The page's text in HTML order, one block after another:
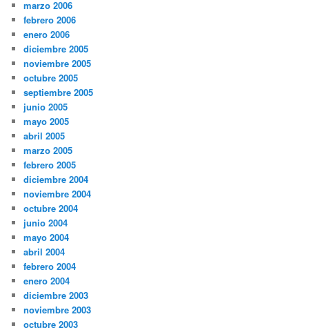
marzo 2006
febrero 2006
enero 2006
diciembre 2005
noviembre 2005
octubre 2005
septiembre 2005
junio 2005
mayo 2005
abril 2005
marzo 2005
febrero 2005
diciembre 2004
noviembre 2004
octubre 2004
junio 2004
mayo 2004
abril 2004
febrero 2004
enero 2004
diciembre 2003
noviembre 2003
octubre 2003